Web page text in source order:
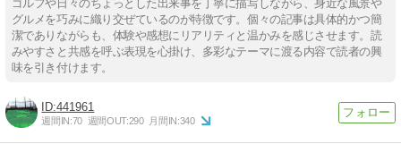
ゴルフや日々のちょっとした出来事を丁寧に描写しながら、身近な風景や
グルメを巧みに織り交ぜているのが特徴です。個々の記事は具体的かつ簡
潔でありながらも、体験や感想にリアリティと温かみを感じさせます。読
みやすさと共感を呼ぶ表現を心掛け、多彩なテーマに渡る内容で読者の興
味を引き付けます。
441961
週間IN:70 週間OUT:290 月間IN:340